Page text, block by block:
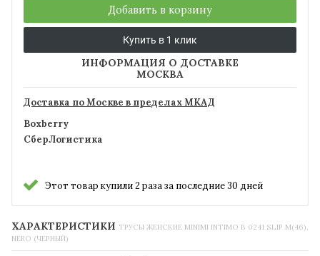
Добавить в корзину
Купить в 1 клик
ИНФОРМАЦИЯ О ДОСТАВКЕ
МОСКВА
Доставка по Москве в пределах МКАД
Boxberry
СберЛогистика
Этот товар купили 2 раза за последние 30 дней
ХАРАКТЕРИСТИКИ ТРУСЫ ЖЕНСКИЕ MINIMI INTIMO B 0241 SLIP M(46),
NERO (ЧЕРНЫЙ)